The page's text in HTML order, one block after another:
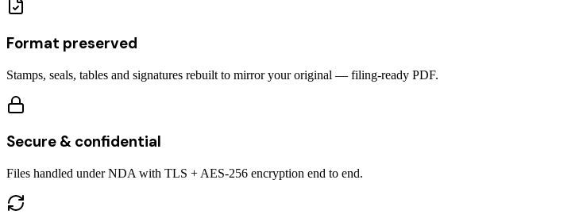
Format preserved
Stamps, seals, tables and signatures rebuilt to mirror your original — filing-ready PDF.
Secure & confidential
Files handled under NDA with TLS + AES-256 encryption end to end.